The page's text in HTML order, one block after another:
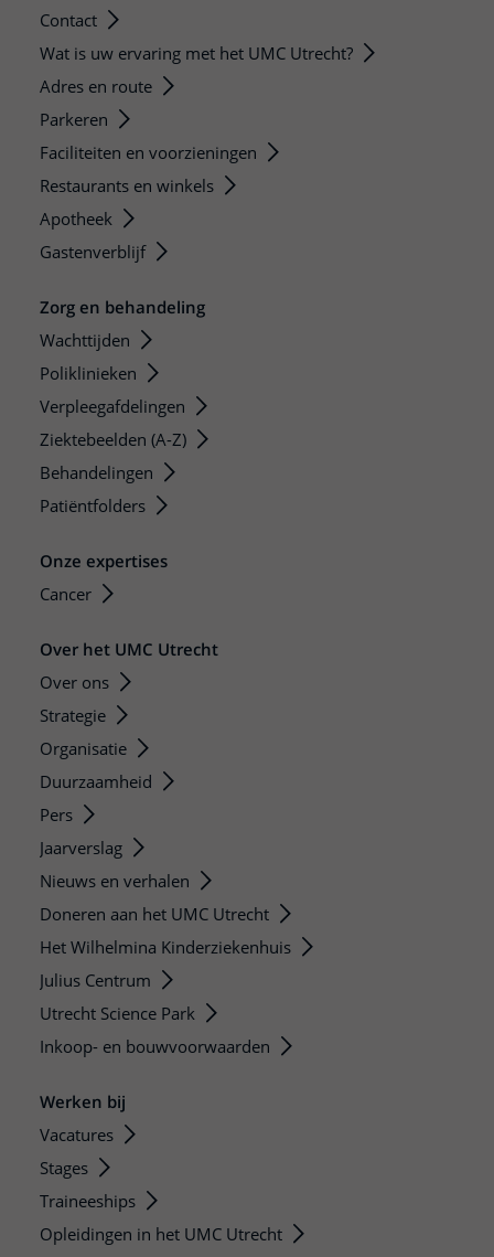
Contact
Wat is uw ervaring met het UMC Utrecht?
Adres en route
Parkeren
Faciliteiten en voorzieningen
Restaurants en winkels
Apotheek
Gastenverblijf
Zorg en behandeling
Wachttijden
Poliklinieken
Verpleegafdelingen
Ziektebeelden (A-Z)
Behandelingen
Patiëntfolders
Onze expertises
Cancer
Over het UMC Utrecht
Over ons
Strategie
Organisatie
Duurzaamheid
Pers
Jaarverslag
Nieuws en verhalen
Doneren aan het UMC Utrecht
Het Wilhelmina Kinderziekenhuis
Julius Centrum
Utrecht Science Park
Inkoop- en bouwvoorwaarden
Werken bij
Vacatures
Stages
Traineeships
Opleidingen in het UMC Utrecht